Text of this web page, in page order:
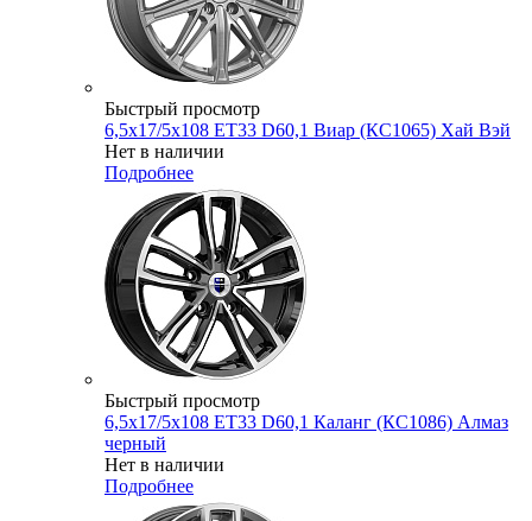
Быстрый просмотр
6,5x17/5x108 ET33 D60,1 Виар (КС1065) Хай Вэй
Нет в наличии
Подробнее
Быстрый просмотр
6,5x17/5x108 ET33 D60,1 Каланг (КС1086) Алмаз
черный
Нет в наличии
Подробнее